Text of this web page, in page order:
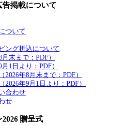
告掲載について
ついて
ング折込について
末まで：PDF）
1日より：PDF）
2026年8月末まで：PDF）
2026年9月1日より：PDF）
合わせ
せ
贈呈式